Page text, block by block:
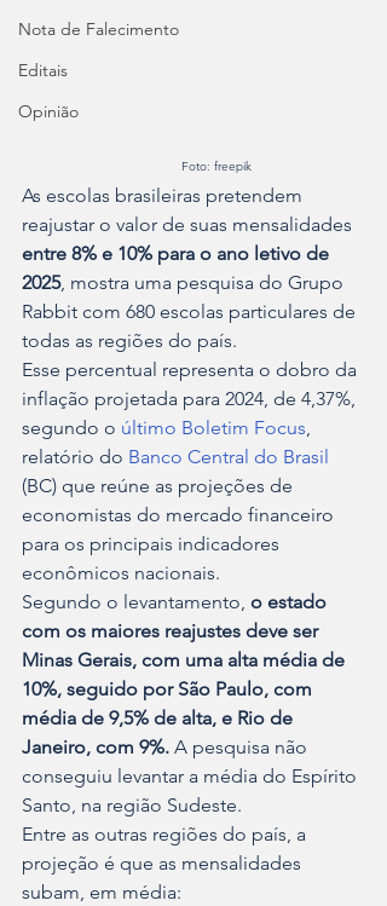
Nota de Falecimento
Editais
Opinião
                                            Foto: freepik
As escolas brasileiras pretendem
reajustar o valor de suas mensalidades
entre 8% e 10% para o ano letivo de
2025, mostra uma pesquisa do Grupo
Rabbit com 680 escolas particulares de
todas as regiões do país.
Esse percentual representa o dobro da
inflação projetada para 2024, de 4,37%,
segundo o último Boletim Focus,
relatório do Banco Central do Brasil
(BC) que reúne as projeções de
economistas do mercado financeiro
para os principais indicadores
econômicos nacionais.
Segundo o levantamento, o estado
com os maiores reajustes deve ser
Minas Gerais, com uma alta média de
10%, seguido por São Paulo, com
média de 9,5% de alta, e Rio de
Janeiro, com 9%. A pesquisa não
conseguiu levantar a média do Espírito
Santo, na região Sudeste.
Entre as outras regiões do país, a
projeção é que as mensalidades
subam, em média: